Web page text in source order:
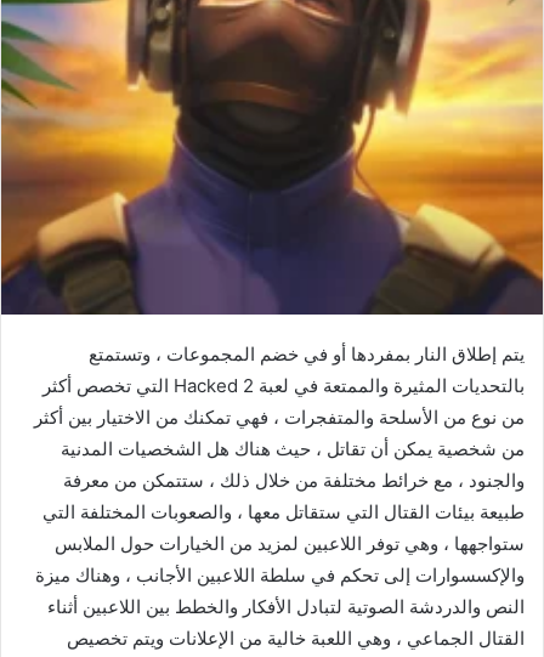
يتم إطلاق النار بمفردها أو في خضم المجموعات ، وتستمتع
بالتحديات المثيرة والممتعة في لعبة Hacked 2 التي تخصص أكثر
من نوع من الأسلحة والمتفجرات ، فهي تمكنك من الاختيار بين أكثر
من شخصية يمكن أن تقاتل ، حيث هناك هل الشخصيات المدنية
والجنود ، مع خرائط مختلفة من خلال ذلك ، ستتمكن من معرفة
طبيعة بيئات القتال التي ستقاتل معها ، والصعوبات المختلفة التي
ستواجهها ، وهي توفر اللاعبين لمزيد من الخيارات حول الملابس
والإكسسوارات إلى تحكم في سلطة اللاعبين الأجانب ، وهناك ميزة
النص والدردشة الصوتية لتبادل الأفكار والخطط بين اللاعبين أثناء
القتال الجماعي ، وهي اللعبة خالية من الإعلانات ويتم تخصيص